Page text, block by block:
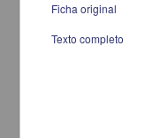
Ficha original
Texto completo